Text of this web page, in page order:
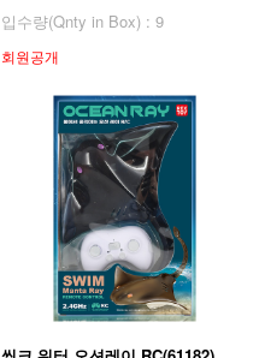
입수량(Qnty in Box) : 9
회원공개